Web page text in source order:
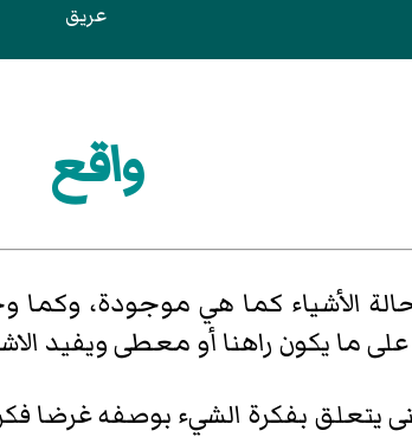
عريق
واقع
الأشياء كما هي موجودة، وكما
ما يكون راهنا أو معطى ويفيد
يتعلق بفكرة الشيء بوصفه غرضا